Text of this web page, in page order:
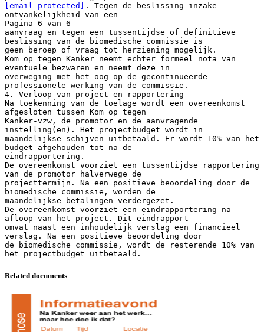
[email protected]
. Tegen de beslissing inzake
ontvankelijkheid van een
Pagina 6 van 6
aanvraag en tegen een tussentijdse of definitieve
beslissing van de biomedische commissie is
geen beroep of vraag tot herziening mogelijk.
Kom op tegen Kanker neemt echter formeel nota van
eventuele bezwaren en neemt deze in
overweging met het oog op de gecontinueerde
professionele werking van de commissie.
4. Verloop van project en rapportering
Na toekenning van de toelage wordt een overeenkomst
afgesloten tussen Kom op tegen
Kanker-vzw, de promotor en de aanvragende
instelling(en). Het projectbudget wordt in
maandelijkse schijven uitbetaald. Er wordt 10% van het
budget afgehouden tot na de
eindrapportering.
De overeenkomst voorziet een tussentijdse rapportering
van de promotor halverwege de
projecttermijn. Na een positieve beoordeling door de
biomedische commissie, worden de
maandelijkse betalingen verdergezet.
De overeenkomst voorziet een eindrapportering na
afloop van het project. Dit eindrapport
omvat naast een inhoudelijk verslag een financieel
verslag. Na een positieve beoordeling door
de biomedische commissie, wordt de resterende 10% van
Related documents